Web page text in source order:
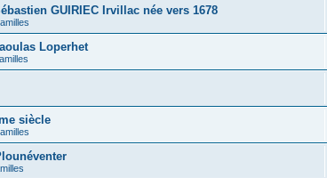
GUIRIEC Irvillac née vers 1678
Loperhet
siècle